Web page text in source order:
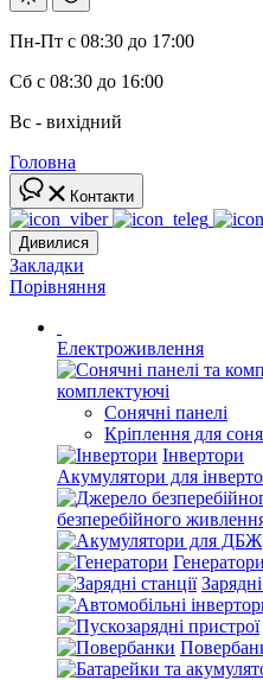
Пн-Пт с 08:30 до 17:00
Сб с 08:30 до 16:00
Вс - вихідний
Головна
Контакти
Дивилися
Закладки
Порівняння
Електроживлення
комплектуючі
Сонячні панелі
Кріплення для
Інвертори
Акумулятори для
безперебійного
Генератори